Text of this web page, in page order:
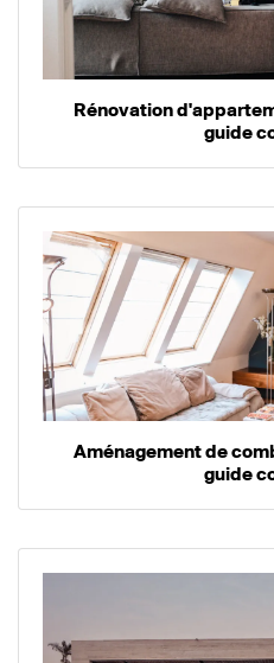
Rénovation
guide
Aménagement de
guide